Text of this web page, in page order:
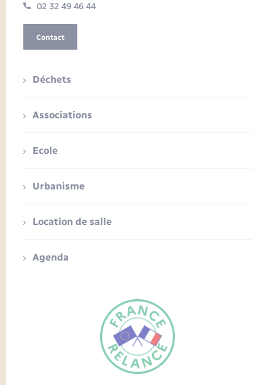
FR
02 32 49 46 44
Contact
Déchets
Associations
Ecole
Urbanisme
Location de salle
Agenda